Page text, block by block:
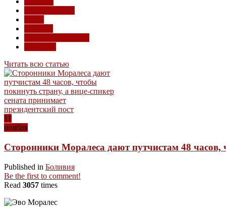
Читать всю статью
11
ноября
Сторонники Моралеса дают путчистам 48 часов,
Published in Боливия
Be the first to comment!
Read 3057 times